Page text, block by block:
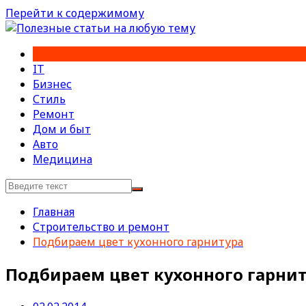
Перейти к содержимому
IT
Бизнес
Стиль
Ремонт
Дом и быт
Авто
Медицина
Главная
Строительство и ремонт
Подбираем цвет кухонного гарнитура
Подбираем цвет кухонного